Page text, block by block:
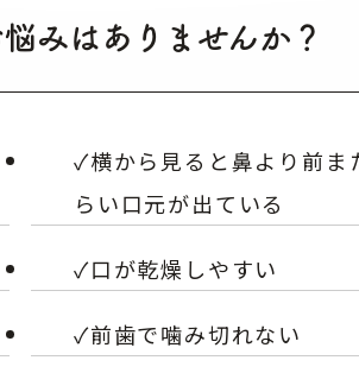
みはありませんか？
✓横から見ると鼻より前ま
らい口元が出ている
✓口が乾燥しやすい
✓前歯で噛み切れない